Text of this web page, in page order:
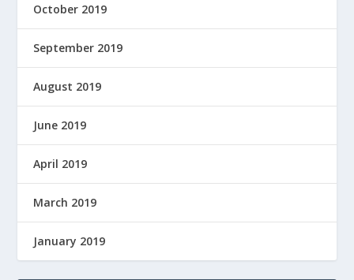
October 2019
September 2019
August 2019
June 2019
April 2019
March 2019
January 2019